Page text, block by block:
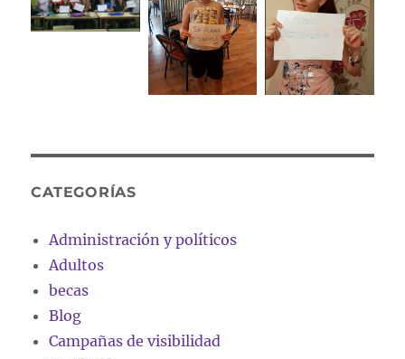
CATEGORÍAS
Administración y políticos
Adultos
becas
Blog
Campañas de visibilidad